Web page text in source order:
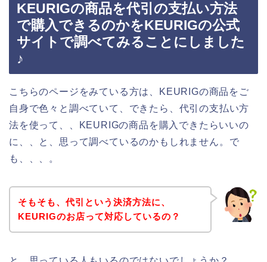
KEURIGの商品を代引の支払い方法
で購入できるのかをKEURIGの公式
サイトで調べてみることにしました
♪
こちらのページをみている方は、KEURIGの商品をご
自身で色々と調べていて、できたら、代引の支払い方
法を使って、、KEURIGの商品を購入できたらいいの
に、、と、思って調べているのかもしれません。で
も、、、。
そもそも、代引という決済方法に、
KEURIGのお店って対応しているの？